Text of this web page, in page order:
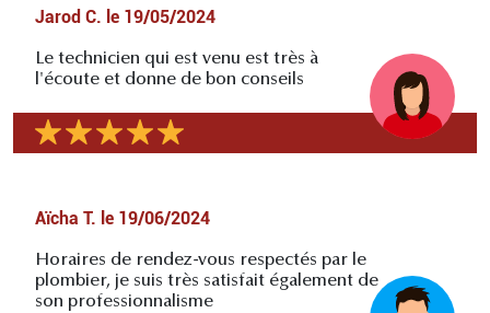
Jarod C. le 19/05/2024
Le technicien qui est venu est très à
l'écoute et donne de bon conseils
Aïcha T. le 19/06/2024
Horaires de rendez-vous respectés par le
plombier, je suis très satisfait également de
son professionnalisme